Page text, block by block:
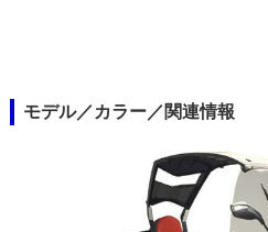
モデル／カラー／関連情報